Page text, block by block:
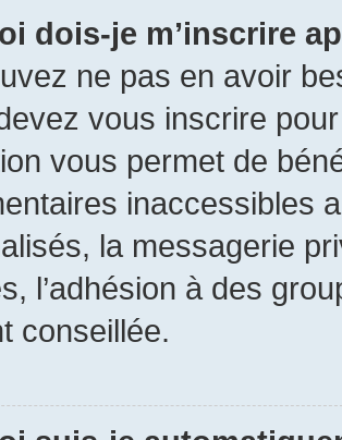
dois-je m’inscrire
ne pas en avoir
vous inscrire
vous permet de
inaccessibles
la messagerie
l’adhésion à des
conseillée.